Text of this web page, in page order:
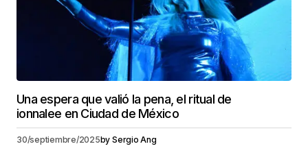
Una espera que valió la pena, el ritual de
ionnalee en Ciudad de México
30/septiembre/2025by Sergio Ang